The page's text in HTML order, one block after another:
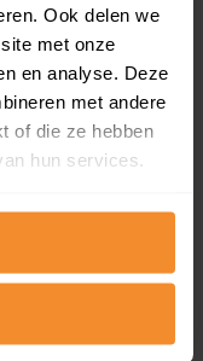
Ook delen we
met onze
en analyse. Deze
met andere
of die ze hebben
hun services.
erfgrenzen,